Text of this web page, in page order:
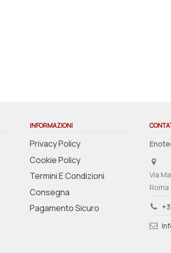
INFORMAZIONI
Privacy Policy
Cookie Policy
Termini E Condizioni
Consegna
Pagamento Sicuro
Via
Roma